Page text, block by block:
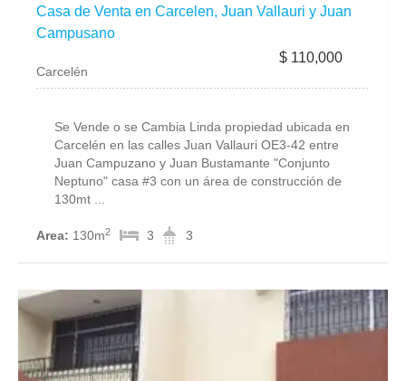
Casa de Venta en Carcelen, Juan Vallauri y Juan
Campusano
$ 110,000
Carcelén
Se Vende o se Cambia Linda propiedad ubicada en
Carcelén en las calles Juan Vallauri OE3-42 entre
Juan Campuzano y Juan Bustamante "Conjunto
Neptuno" casa #3 con un área de construcción de
130mt ...
Area: 130m2 3 3